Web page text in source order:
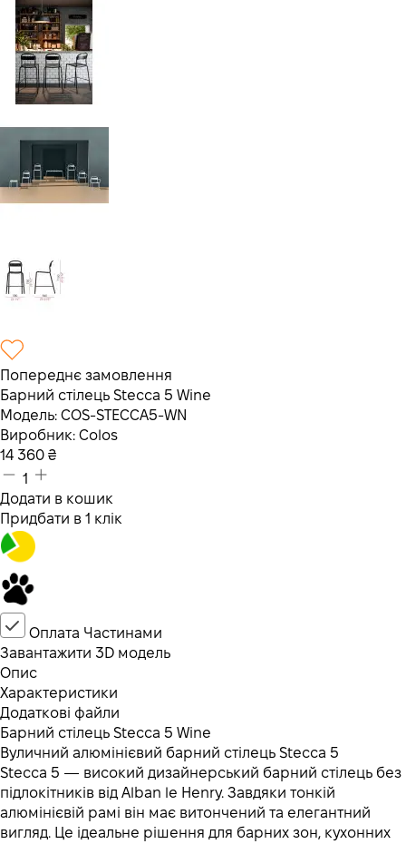
Попереднє замовлення
Барний стілець Stecca 5 Wine
Модель: COS-STECCA5-WN
Виробник: Colos
14 360 ₴
1
Додати в кошик
Придбати в 1 клік
Оплата Частинами
Завантажити 3D модель
Опис
Характеристики
Додаткові файли
Барний стілець Stecca 5 Wine
Вуличний алюмінієвий барний стілець Stecca 5
Stecca 5 — високий дизайнерський барний стілець без
підлокітників від Alban le Henry. Завдяки тонкій
алюмінієвій рамі він має витончений та елегантний
вигляд. Це ідеальне рішення для барних зон, кухонних